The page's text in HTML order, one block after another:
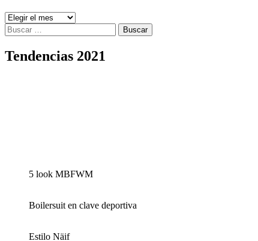
Archivos
Buscar:
Tendencias 2021
5 look MBFWM
Boilersuit en clave deportiva
Estilo Näif